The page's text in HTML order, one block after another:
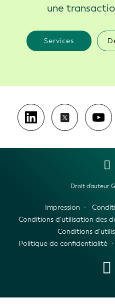
une
Services
Droit d'auteur
Impression
Conditions d'utilisation des
Conditions
Politique de confidentialité